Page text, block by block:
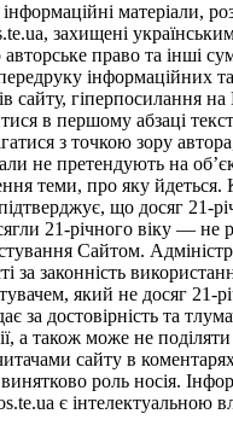
матеріали,
захищені
право та інші
інформаційних та
сайту, гіперпосилання
в першому абзаці
з точкою зору
не претендують на
теми, про яку
що досяг 21-
21-річного віку — не
Сайтом.
за законність
який не досяг 21-
за достовірність та
а також може не
сайту в
роль носія.
є інтелектуальною